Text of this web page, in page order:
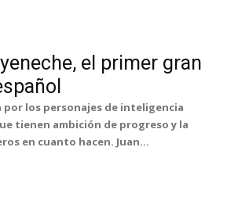
el primer gran
los personajes de inteligencia
tienen ambición de progreso y la
en cuanto hacen. Juan...